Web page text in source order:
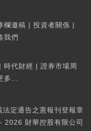
欄邀稿 | 投資者關係 |
我們
| 時代財經 | 證券市場周
多...
法定通告之憲報刊登報章
財華控股有限公司